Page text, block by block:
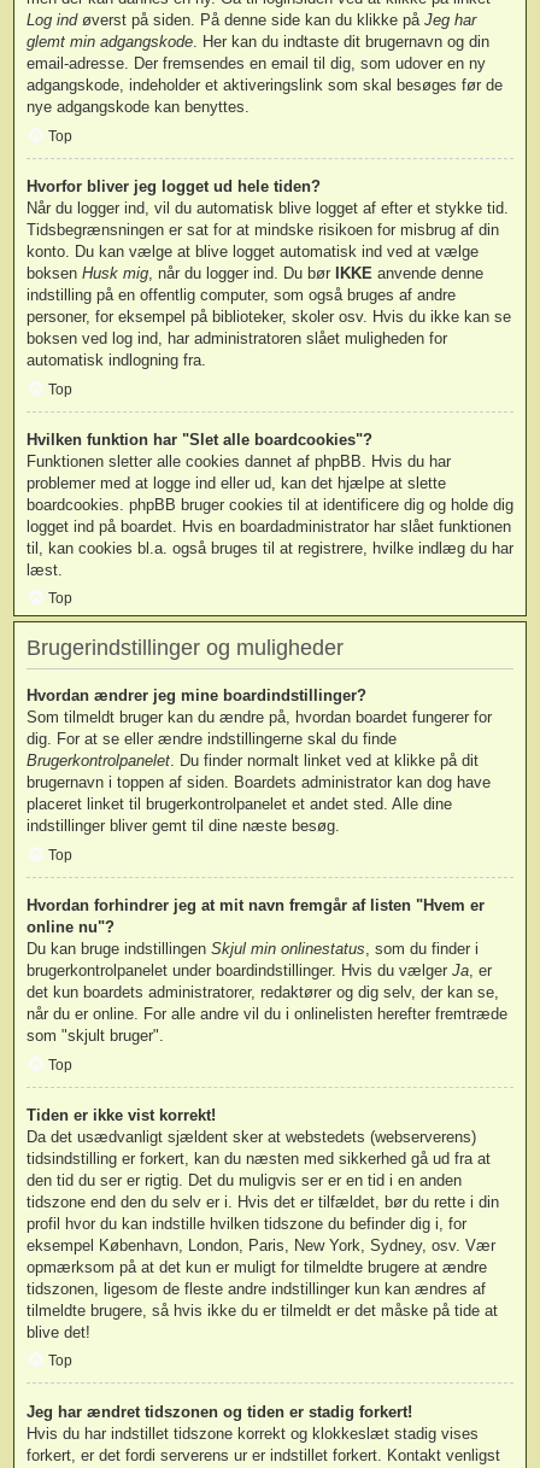
Log indøverst på siden. På denne side kan du klikke på Jeg har
glemt min adgangskode. Her kan du indtaste dit brugernavn og din
email-adresse. Der fremsendes en email til dig, som udover en ny
adgangskode, indeholder et aktiveringslink som skal besøges før de
nye adgangskode kan benyttes.
Top
Hvorfor bliver jeg logget ud hele tiden?
Når du logger ind, vil du automatisk blive logget af efter et stykke tid.
Tidsbegrænsningen er sat for at mindske risikoen for misbrug af din
konto. Du kan vælge at blive logget automatisk ind ved at vælge
boksen Husk mig, når du logger ind. Du bør IKKE anvende denne
indstilling på en offentlig computer, som også bruges af andre
personer, for eksempel på biblioteker, skoler osv. Hvis du ikke kan se
boksen ved log ind, har administratoren slået muligheden for
automatisk indlogning fra.
Top
Hvilken funktion har "Slet alle boardcookies"?
Funktionen sletter alle cookies dannet af phpBB. Hvis du har
problemer med at logge ind eller ud, kan det hjælpe at slette
boardcookies. phpBB bruger cookies til at identificere dig og holde dig
logget ind på boardet. Hvis en boardadministrator har slået funktionen
til, kan cookies bl.a. også bruges til at registrere, hvilke indlæg du har
læst.
Top
Brugerindstillinger og muligheder
Hvordan ændrer jeg mine boardindstillinger?
Som tilmeldt bruger kan du ændre på, hvordan boardet fungerer for
dig. For at se eller ændre indstillingerne skal du finde
Brugerkontrolpanelet. Du finder normalt linket ved at klikke på dit
brugernavn i toppen af siden. Boardets administrator kan dog have
placeret linket til brugerkontrolpanelet et andet sted. Alle dine
indstillinger bliver gemt til dine næste besøg.
Top
Hvordan forhindrer jeg at mit navn fremgår af listen "Hvem er
online nu"?
Du kan bruge indstillingen Skjul min onlinestatus, som du finder i
brugerkontrolpanelet under boardindstillinger. Hvis du vælger Ja, er
det kun boardets administratorer, redaktører og dig selv, der kan se,
når du er online. For alle andre vil du i onlinelisten herefter fremtræde
som "skjult bruger".
Top
Tiden er ikke vist korrekt!
Da det usædvanligt sjældent sker at webstedets (webserverens)
tidsindstilling er forkert, kan du næsten med sikkerhed gå ud fra at
den tid du ser er rigtig. Det du muligvis ser er en tid i en anden
tidszone end den du selv er i. Hvis det er tilfældet, bør du rette i din
profil hvor du kan indstille hvilken tidszone du befinder dig i, for
eksempel København, London, Paris, New York, Sydney, osv. Vær
opmærksom på at det kun er muligt for tilmeldte brugere at ændre
tidszonen, ligesom de fleste andre indstillinger kun kan ændres af
tilmeldte brugere, så hvis ikke du er tilmeldt er det måske på tide at
blive det!
Top
Jeg har ændret tidszonen og tiden er stadig forkert!
Hvis du har indstillet tidszone korrekt og klokkeslæt stadig vises
forkert, er det fordi serverens ur er indstillet forkert. Kontakt venligst